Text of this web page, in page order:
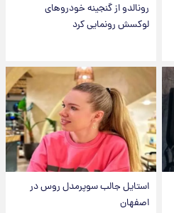
رونالدو از گنجینه خودروهای
لوکسش رونمایی کرد
استایل جالب سوپرمدل روس در
اصفهان